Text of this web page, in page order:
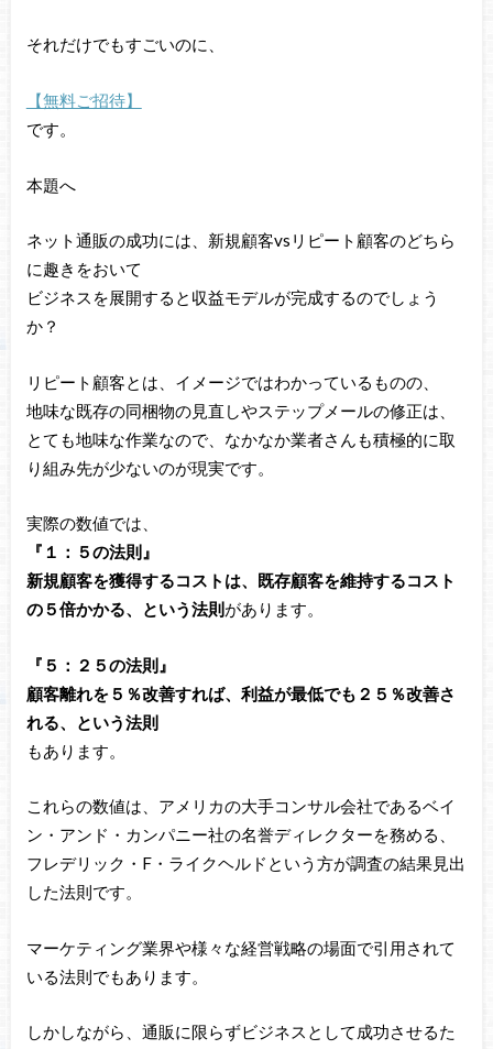
それだけでもすごいのに、
【無料ご招待】
です。
本題へ
ネット通販の成功には、新規顧客vsリピート顧客のどちら
に趣きをおいて
ビジネスを展開すると収益モデルが完成するのでしょう
か？
リピート顧客とは、イメージではわかっているものの、
地味な既存の同梱物の見直しやステップメールの修正は、
とても地味な作業なので、なかなか業者さんも積極的に取
り組み先が少ないのが現実です。
実際の数値では、
『１：５の法則』
新規顧客を獲得するコストは、既存顧客を維持するコスト
の５倍かかる、という法則があります。
『５：２５の法則』
顧客離れを５％改善すれば、利益が最低でも２５％改善さ
れる、という法則
もあります。
これらの数値は、アメリカの大手コンサル会社であるベイ
ン・アンド・カンパニー社の名誉ディレクターを務める、
フレデリック・F・ライクヘルドという方が調査の結果見出
した法則です。
マーケティング業界や様々な経営戦略の場面で引用されて
いる法則でもあります。
しかしながら、通販に限らずビジネスとして成功させるた